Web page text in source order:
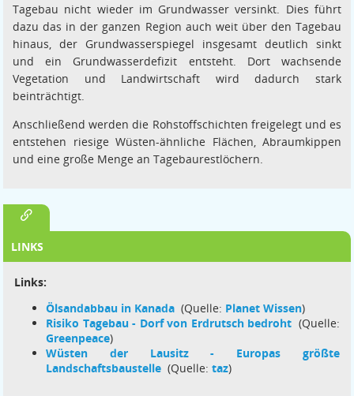
Tagebau nicht wieder im Grundwasser versinkt. Dies führt
dazu das in der ganzen Region auch weit über den Tagebau
hinaus, der Grundwasserspiegel insgesamt deutlich sinkt
und ein Grundwasserdefizit entsteht. Dort wachsende
Vegetation und Landwirtschaft wird dadurch stark
beinträchtigt.
Anschließend werden die Rohstoffschichten freigelegt und es
entstehen riesige Wüsten-ähnliche Flächen, Abraumkippen
und eine große Menge an Tagebaurestlöchern.
LINKS
Links:
Ölsandabbau in Kanada (Quelle: Planet Wissen)
Risiko Tagebau - Dorf von Erdrutsch bedroht (Quelle:
Greenpeace)
Wüsten der Lausitz - Europas größte
Landschaftsbaustelle (Quelle: taz)